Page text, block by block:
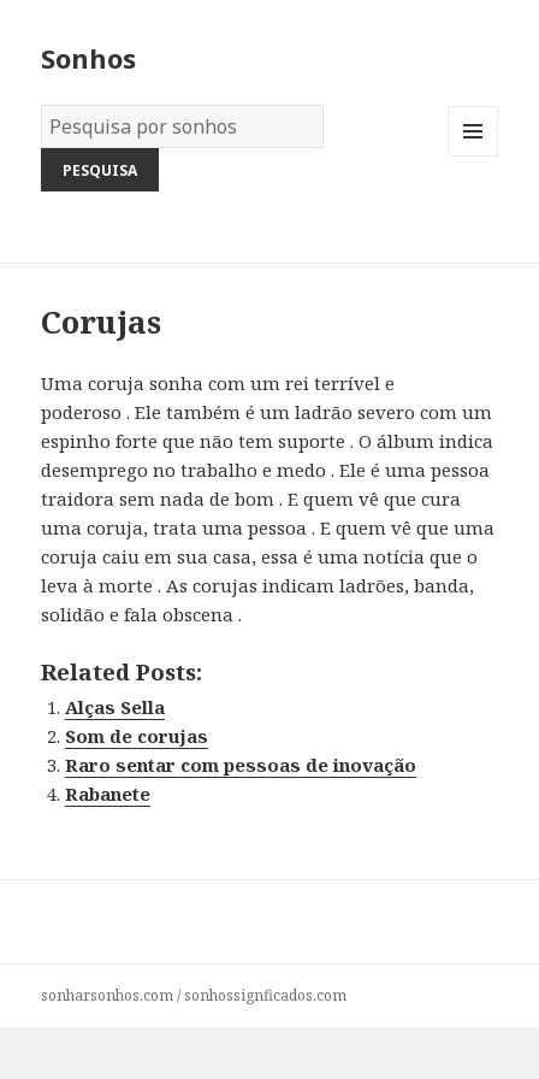
Sonhos
Dicionário
dos
Sonhos:
Corujas
Uma coruja sonha com um rei terrível e
poderoso . Ele também é um ladrão severo com um
espinho forte que não tem suporte . O álbum indica
desemprego no trabalho e medo . Ele é uma pessoa
traidora sem nada de bom . E quem vê que cura
uma coruja, trata uma pessoa . E quem vê que uma
coruja caiu em sua casa, essa é uma notícia que o
leva à morte . As corujas indicam ladrões, banda,
solidão e fala obscena .
Related Posts:
Alças Sella
Som de corujas
Raro sentar com pessoas de inovação
Rabanete
sonharsonhos.com/sonhossignficados.com